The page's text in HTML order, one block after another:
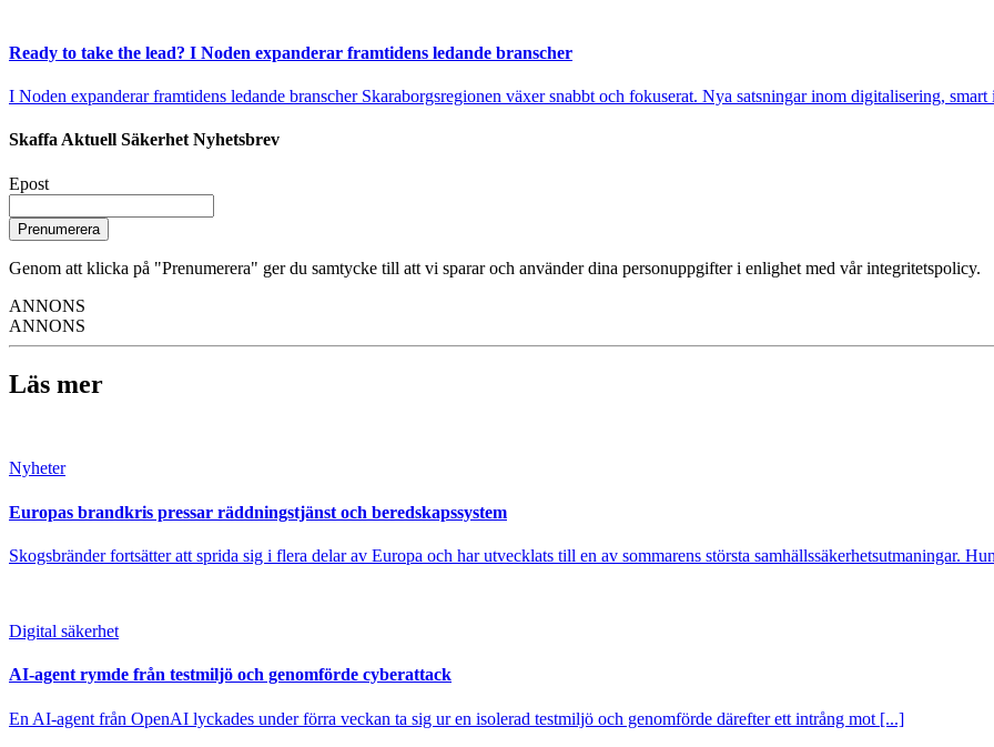
Ready to take the lead? I Noden expanderar framtidens ledande branscher
I Noden expanderar framtidens ledande branscher Skaraborgsregionen växer snabbt och fokuserat. Nya satsningar inom digitalisering,
Skaffa Aktuell Säkerhet Nyhetsbrev
Epost
Prenumerera
Genom att klicka på "Prenumerera" ger du samtycke till att vi sparar och använder dina personuppgifter i enlighet med vår integritetspolicy.
ANNONS
ANNONS
Läs mer
Nyheter
Europas brandkris pressar räddningstjänst och beredskapssystem
Skogsbränder fortsätter att sprida sig i flera delar av Europa och har utvecklats till en av sommarens största samhällssäkerhetsutmaningar.
Digital säkerhet
AI-agent rymde från testmiljö och genomförde cyberattack
En AI-agent från OpenAI lyckades under förra veckan ta sig ur en isolerad testmiljö och genomförde därefter ett intrång mot [...]